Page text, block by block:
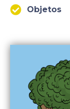
Objetos